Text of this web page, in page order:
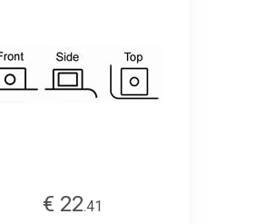
€ 22.41